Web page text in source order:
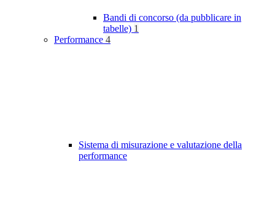
Bandi di concorso (da pubblicare in
tabelle) 1
Performance 4
Sistema di misurazione e valutazione della
performance